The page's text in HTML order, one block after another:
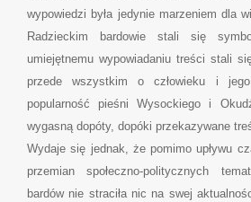
wypowiedzi była jedynie marzeniem dla
Radzieckim bardowie stali się
umiejętnemu wypowiadaniu treści stali
przede wszystkim o człowieku i
popularność pieśni Wysockiego i
wygasną dopóty, dopóki przekazywane
Wydaje się jednak, że pomimo upływu
przemian społeczno-politycznych
bardów nie straciła nic na swej